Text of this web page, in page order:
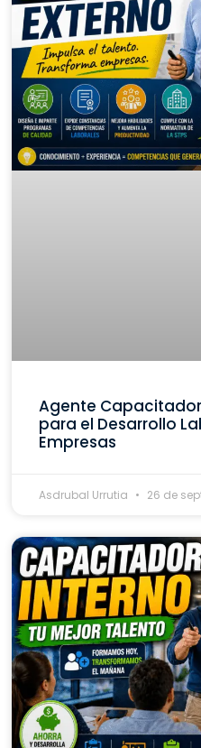
Agente
para el Desarrollo
Empresas
Asdrubal Urrutia 26 de